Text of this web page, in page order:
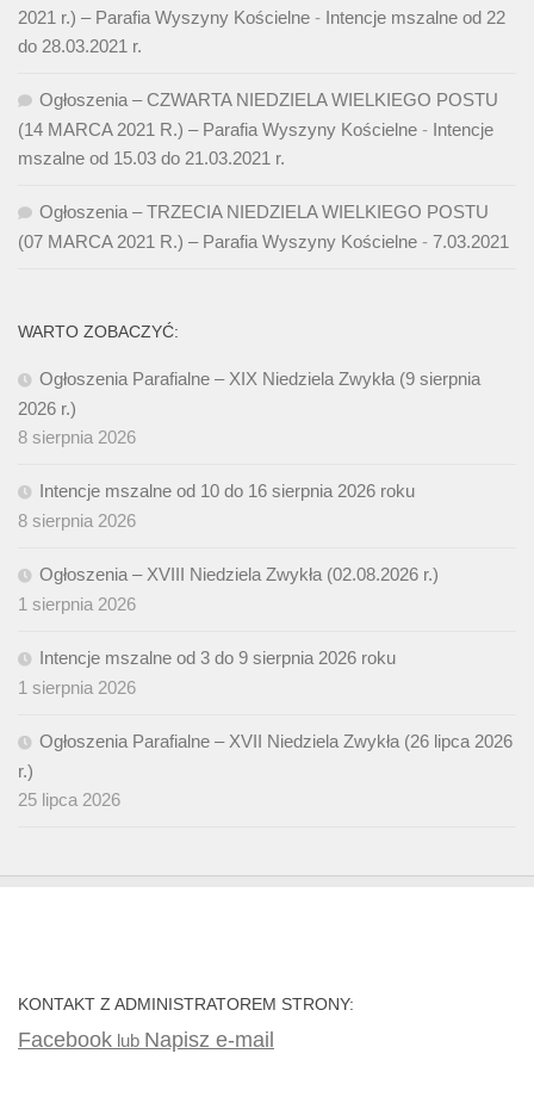
2021 r.) – Parafia Wyszyny Kościelne - Intencje mszalne od 22
do 28.03.2021 r.
Ogłoszenia – CZWARTA NIEDZIELA WIELKIEGO POSTU
(14 MARCA 2021 R.) – Parafia Wyszyny Kościelne - Intencje
mszalne od 15.03 do 21.03.2021 r.
Ogłoszenia – TRZECIA NIEDZIELA WIELKIEGO POSTU
(07 MARCA 2021 R.) – Parafia Wyszyny Kościelne - 7.03.2021
WARTO ZOBACZYĆ:
Ogłoszenia Parafialne – XIX Niedziela Zwykła (9 sierpnia
2026 r.)
8 sierpnia 2026
Intencje mszalne od 10 do 16 sierpnia 2026 roku
8 sierpnia 2026
Ogłoszenia – XVIII Niedziela Zwykła (02.08.2026 r.)
1 sierpnia 2026
Intencje mszalne od 3 do 9 sierpnia 2026 roku
1 sierpnia 2026
Ogłoszenia Parafialne – XVII Niedziela Zwykła (26 lipca 2026
r.)
25 lipca 2026
KONTAKT Z ADMINISTRATOREM STRONY:
Facebook lub Napisz e-mail